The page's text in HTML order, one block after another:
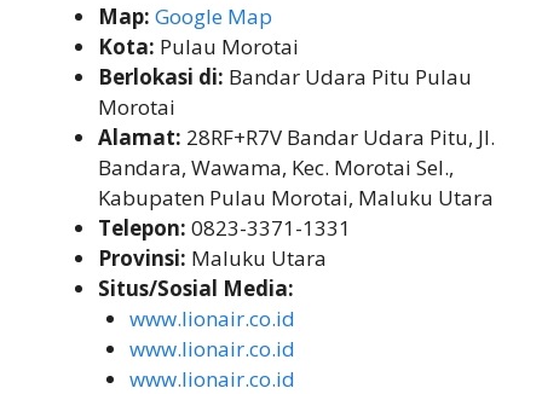
Map: Google Map
Kota: Pulau Morotai
Berlokasi di: Bandar Udara Pitu Pulau
Morotai
Alamat: 28RF+R7V Bandar Udara Pitu, Jl.
Bandara, Wawama, Kec. Morotai Sel.,
Kabupaten Pulau Morotai, Maluku Utara
Telepon: 0823-3371-1331
Provinsi: Maluku Utara
Situs/Sosial Media:
www.lionair.co.id
www.lionair.co.id
www.lionair.co.id